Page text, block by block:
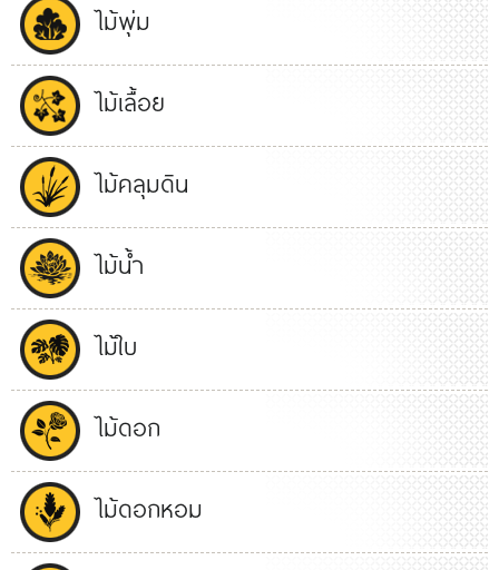
ไม้พุ่ม
ไม้เลื้อย
ไม้คลุมดิน
ไม้น้ำ
ไม้ใบ
ไม้ดอก
ไม้ดอกหอม